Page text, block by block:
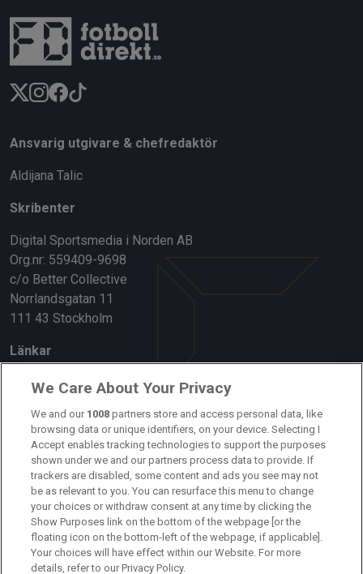
Ansvarig utgivare & chefredaktör
Aldijana Talic
Skribenter
Digital Sportsmedia i Norden AB
Org.nr: 559409-9698
c/o Better Collective
Norrlandsgatan 11
111 43 Stockholm
Länkar
Om oss
Kontakta oss
Kundtjänst
Sponsor: Rekatochklart
Annonsera på Fotbolldirekt
Redaktionell policy
We Care About Your Privacy
We and our 1008 partners store and access personal data, like
browsing data or unique identifiers, on your device. Selecting I
Accept enables tracking technologies to support the purposes
shown under we and our partners process data to provide. If
trackers are disabled, some content and ads you see may not
be as relevant to you. You can resurface this menu to change
your choices or withdraw consent at any time by clicking the
Show Purposes link on the bottom of the webpage [or the
floating icon on the bottom-left of the webpage, if applicable].
Your choices will have effect within our Website. For more
details, refer to our Privacy Policy.